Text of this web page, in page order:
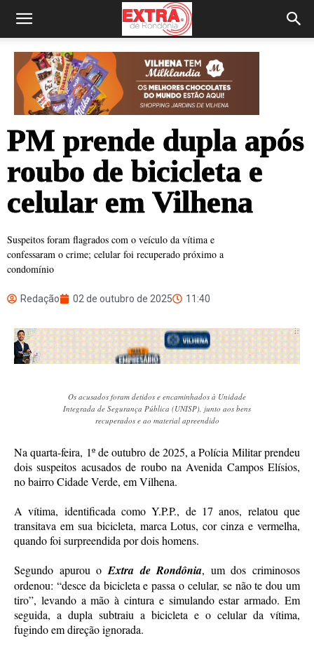
PM prende dupla após
roubo de bicicleta e
celular em Vilhena
Suspeitos foram flagrados com o veículo da vítima e
confessaram o crime; celular foi recuperado próximo a
condomínio
Redação 02 de outubro de 2025 11:40
Os acusados foram detidos e encaminhados à Unidade
Integrada de Segurança Pública (UNISP), junto aos bens
recuperados e ao material apreendido
Na quarta-feira, 1º de outubro de 2025, a Polícia Militar prendeu
dois suspeitos acusados de roubo na Avenida Campos Elísios,
no bairro Cidade Verde, em Vilhena.
A vítima, identificada como Y.P.P., de 17 anos, relatou que
transitava em sua bicicleta, marca Lotus, cor cinza e vermelha,
quando foi surpreendida por dois homens.
Segundo apurou o Extra de Rondônia, um dos criminosos
ordenou: “desce da bicicleta e passa o celular, se não te dou um
tiro”, levando a mão à cintura e simulando estar armado. Em
seguida, a dupla subtraiu a bicicleta e o celular da vítima,
fugindo em direção ignorada.